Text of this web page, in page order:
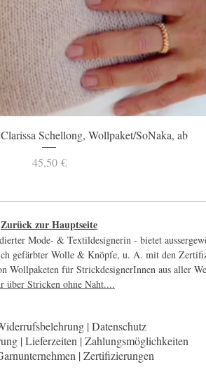
Schnellansicht
Schellong, Wollpaket/SoNaka, ab
Preis
45,50 €
Zurück zur Hauptseite
Mode- & Textildesignerin - bietet
gefärbter Wolle & Knöpfe, u. A. mit den
Wollpaketen für StrickdesignerInnen aus aller
über Stricken ohne Naht....
| Datenschutz
| Lieferzeiten | Zahlungsmöglichkeiten
| Zertifizierungen